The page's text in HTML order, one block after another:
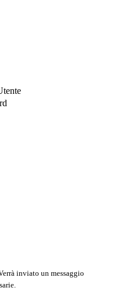
inviato un messaggio